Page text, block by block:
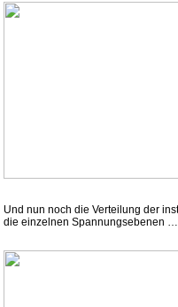
Und nun noch die Verteilung der
die einzelnen Spannungsebenen